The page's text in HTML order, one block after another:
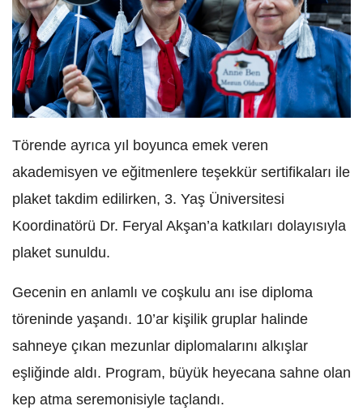
Törende ayrıca yıl boyunca emek veren
akademisyen ve eğitmenlere teşekkür sertifikaları ile
plaket takdim edilirken, 3. Yaş Üniversitesi
Koordinatörü Dr. Feryal Akşan’a katkıları dolayısıyla
plaket sunuldu.
Gecenin en anlamlı ve coşkulu anı ise diploma
töreninde yaşandı. 10’ar kişilik gruplar halinde
sahneye çıkan mezunlar diplomalarını alkışlar
eşliğinde aldı. Program, büyük heyecana sahne olan
kep atma seremonisiyle taçlandı.